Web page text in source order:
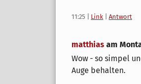
11:25 Link Antwort
matthias am
Wow - so simpel
Auge behalten.